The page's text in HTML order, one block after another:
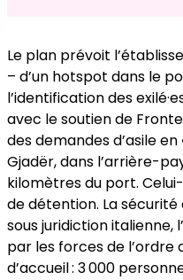
Le plan prévoit
– d’un hotspot dans le
l’identification des
avec le soutien de
des demandes d’asile
Gjadër, dans l’arrière-
kilomètres du port.
de détention. La
sous juridiction italienne,
par les forces de l’ordre
d’accueil : 3 000